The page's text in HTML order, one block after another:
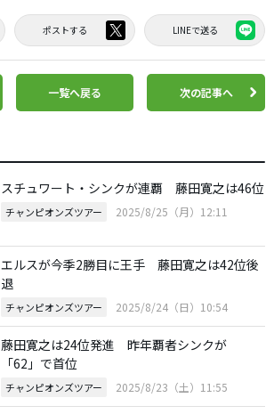
ポストする LINEで送る
一覧へ戻る 次の記事へ
スチュワート・シンクが連覇 藤田寛之は46位
チャンピオンズツアー 2025/8/25（月）12:11
エルスが今季2勝目に王手 藤田寛之は42位後
退
チャンピオンズツアー 2025/8/24（日）10:54
藤田寛之は24位発進 昨年覇者シンクが
「62」で首位
チャンピオンズツアー 2025/8/23（土）11:55